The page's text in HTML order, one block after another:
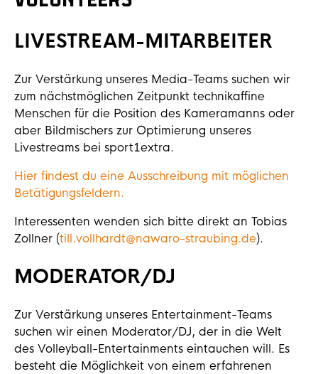
LIVESTREAM-MITARBEITER
Zur Verstärkung unseres Media-Teams suchen wir
zum nächstmöglichen Zeitpunkt technikaffine
Menschen für die Position des Kameramanns oder
aber Bildmischers zur Optimierung unseres
Livestreams bei sport1extra.
Hier findest du eine Ausschreibung mit möglichen
Betätigungsfeldern.
Interessenten wenden sich bitte direkt an Tobias
Zollner (till.vollhardt@nawaro-straubing.de).
MODERATOR/DJ
Zur Verstärkung unseres Entertainment-Teams
suchen wir einen Moderator/DJ, der in die Welt
des Volleyball-Entertainments eintauchen will. Es
besteht die Möglichkeit von einem erfahrenen